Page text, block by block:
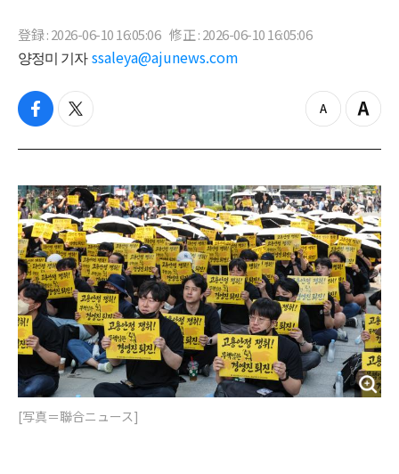
登録 : 2026-06-10 16:05:06 修正 : 2026-06-10 16:05:06
양정미 기자 ssaleya@ajunews.com
f
c
b
o
o
k
t
i
t
e
r
z
o
o
u
t
Z
o
i
n
[写真＝聯合ニュース]